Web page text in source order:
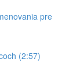
pre
(2:57)